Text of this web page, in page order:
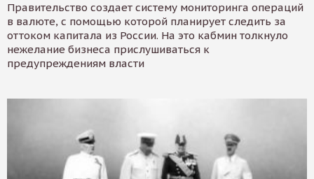
Правительство создает систему мониторинга операций
в валюте, с помощью которой планирует следить за
оттоком капитала из России. На это кабмин толкнуло
нежелание бизнеса прислушиваться к
предупреждениям власти